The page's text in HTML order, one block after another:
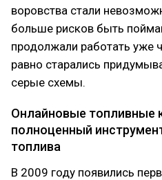
воровства стали
больше рисков быть
продолжали работать уже
равно старались
серые схемы.
Онлайновые топливные
полноценный
топлива
В 2009 году появились